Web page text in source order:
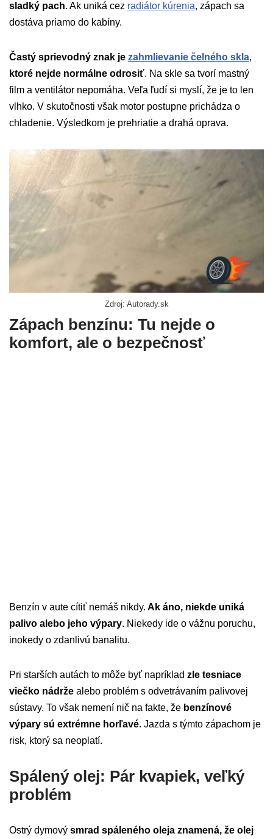
sladký pach. Ak uniká cez radiátor kúrenia, zápach sa
dostáva priamo do kabíny.
Častý sprievodný znak je zahmlievanie čelného skla,
ktoré nejde normálne odrosiť. Na skle sa tvorí mastný
film a ventilátor nepomáha. Veľa ľudí si myslí, že je to len
vlhko. V skutočnosti však motor postupne prichádza o
chladenie. Výsledkom je prehriatie a drahá oprava.
Zdroj: Autorady.sk
Zápach benzínu: Tu nejde o
komfort, ale o bezpečnosť
Benzín v aute cítiť nemáš nikdy. Ak áno, niekde uniká
palivo alebo jeho výpary. Niekedy ide o vážnu poruchu,
inokedy o zdanlivú banalitu.
Pri starších autách to môže byť napríklad zle tesniace
viečko nádrže alebo problém s odvetrávaním palivovej
sústavy. To však nemení nič na fakte, že benzínové
výpary sú extrémne horľavé. Jazda s týmto zápachom je
risk, ktorý sa neoplatí.
Spálený olej: Pár kvapiek, veľký
problém
Ostrý dymový smrad spáleného oleja znamená, že olej